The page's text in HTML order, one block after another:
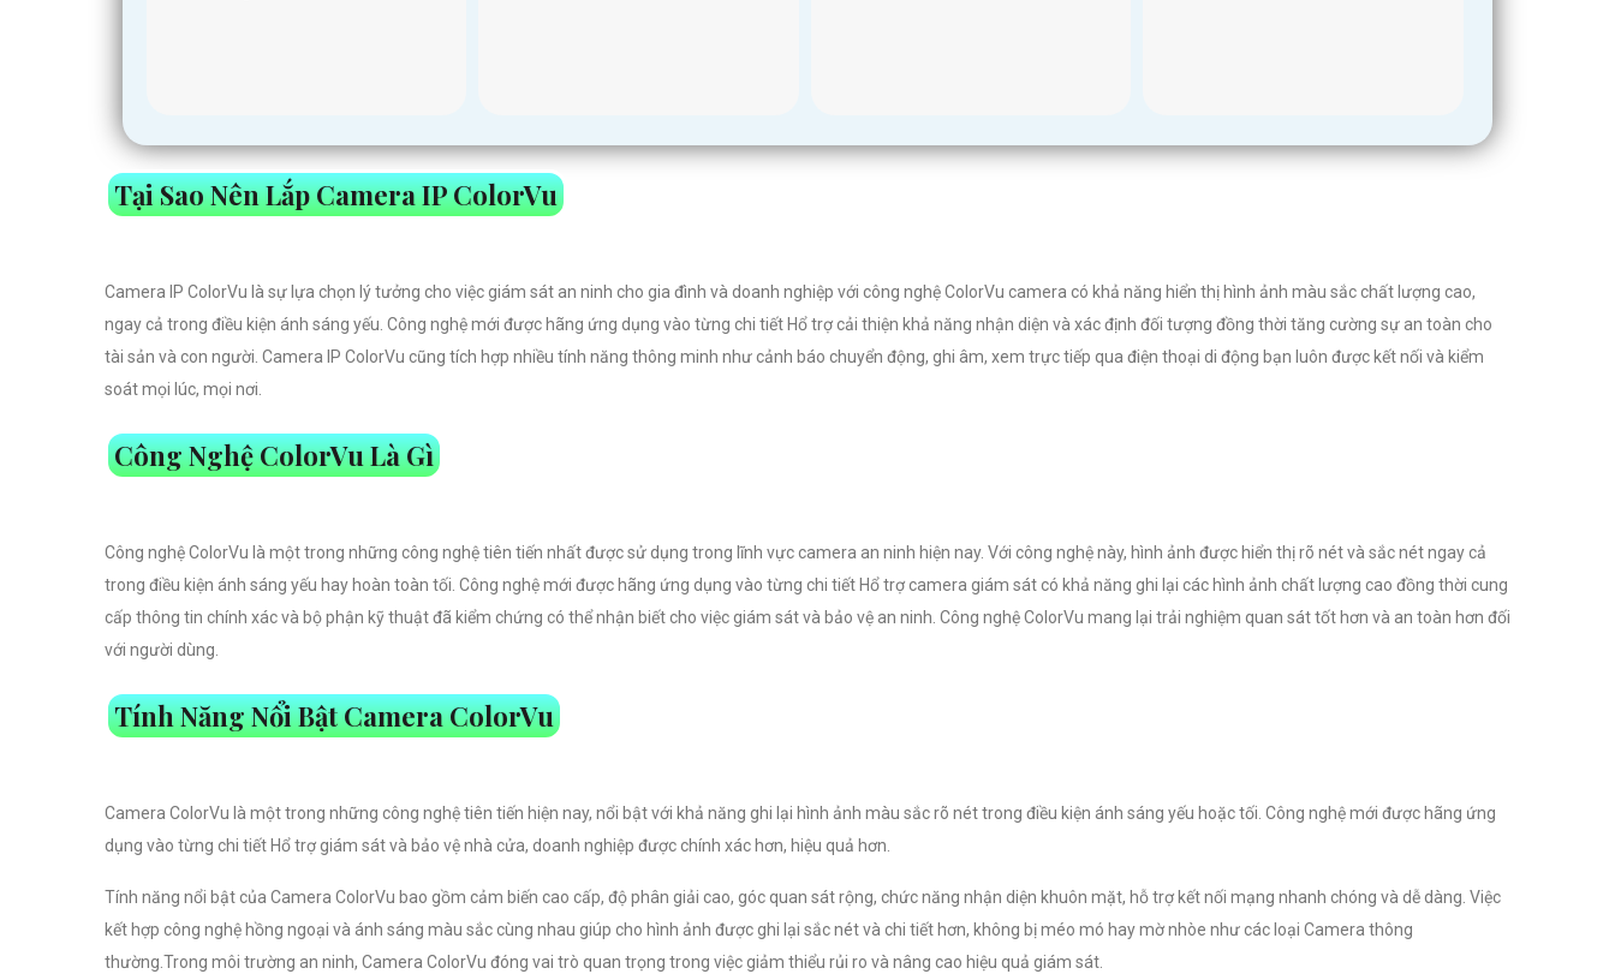
Tại Sao Nên Lắp Camera IP ColorVu
Camera IP ColorVu là sự lựa chọn lý tưởng cho việc giám sát an ninh cho gia đình và doanh nghiệp với công nghệ ColorVu camera có khả năng hiển thị hình ảnh màu sắc chất lượng cao,
ngay cả trong điều kiện ánh sáng yếu. Công nghệ mới được hãng ứng dụng vào từng chi tiết Hổ trợ cải thiện khả năng nhận diện và xác định đối tượng đồng thời tăng cường sự an toàn cho
tài sản và con người. Camera IP ColorVu cũng tích hợp nhiều tính năng thông minh như cảnh báo chuyển động, ghi âm, xem trực tiếp qua điện thoại di động bạn luôn được kết nối và kiểm
soát mọi lúc, mọi nơi.
Công Nghệ ColorVu Là Gì
Công nghệ ColorVu là một trong những công nghệ tiên tiến nhất được sử dụng trong lĩnh vực camera an ninh hiện nay. Với công nghệ này, hình ảnh được hiển thị rõ nét và sắc nét ngay cả
trong điều kiện ánh sáng yếu hay hoàn toàn tối. Công nghệ mới được hãng ứng dụng vào từng chi tiết Hổ trợ camera giám sát có khả năng ghi lại các hình ảnh chất lượng cao đồng thời cung
cấp thông tin chính xác và bộ phận kỹ thuật đã kiểm chứng có thể nhận biết cho việc giám sát và bảo vệ an ninh. Công nghệ ColorVu mang lại trải nghiệm quan sát tốt hơn và an toàn hơn đối
với người dùng.
Tính Năng Nổi Bật Camera ColorVu
Camera ColorVu là một trong những công nghệ tiên tiến hiện nay, nổi bật với khả năng ghi lại hình ảnh màu sắc rõ nét trong điều kiện ánh sáng yếu hoặc tối. Công nghệ mới được hãng ứng
dụng vào từng chi tiết Hổ trợ giám sát và bảo vệ nhà cửa, doanh nghiệp được chính xác hơn, hiệu quả hơn.
Tính năng nổi bật của Camera ColorVu bao gồm cảm biến cao cấp, độ phân giải cao, góc quan sát rộng, chức năng nhận diện khuôn mặt, hỗ trợ kết nối mạng nhanh chóng và dễ dàng. Việc
kết hợp công nghệ hồng ngoại và ánh sáng màu sắc cùng nhau giúp cho hình ảnh được ghi lại sắc nét và chi tiết hơn, không bị méo mó hay mờ nhòe như các loại Camera thông
thường.Trong môi trường an ninh, Camera ColorVu đóng vai trò quan trọng trong việc giảm thiểu rủi ro và nâng cao hiệu quả giám sát.